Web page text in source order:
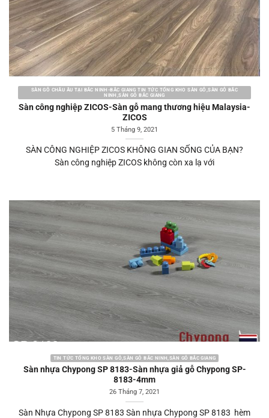
SÀN GỖ CHÂU ÂU TẠI BẮC NINH-BẮC GIANG TIN TỨC TỔNG KHO SÀN GỖ,SÀN GỖ BẮC
NINH,SÀN GỖ BẮC GIANG
Sàn công nghiệp ZICOS-Sàn gỗ mang thương hiệu Malaysia-
ZICOS
5 Tháng 9, 2021
SÀN CÔNG NGHIỆP ZICOS KHÔNG GIAN SỐNG CỦA BẠN?
Sàn công nghiệp ZICOS không còn xa lạ với
TIN TỨC TỔNG KHO SÀN GỖ,SÀN GỖ BẮC NINH,SÀN GỖ BẮC GIANG
Sàn nhựa Chypong SP 8183-Sàn nhựa giả gỗ Chypong SP-
8183-4mm
26 Tháng 7, 2021
Sàn Nhựa Chypong SP 8183 Sàn nhựa Chypong SP 8183 hèm